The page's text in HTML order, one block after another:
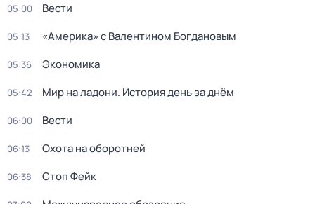
05:00 Вести
05:13 «Америка» с Валентином Богдановым
05:36 Экономика
05:42 Мир на ладони. История день за днём
06:00 Вести
06:13 Охота на оборотней
06:38 Стоп Фейк